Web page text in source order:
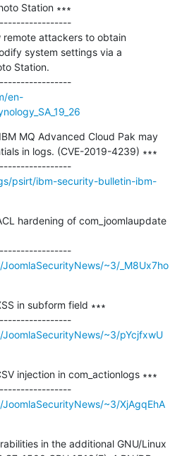
Station ∗∗∗
remote attackers to obtain
system settings via a
Station.
---------------------------------------------
en-
MQ Advanced Cloud Pak may
in logs. (CVE-2019-4239) ∗∗∗
---------------------------------------------
psirt/ibm-security-bulletin-ibm-
hardening of com_joomlaupdate
---------------------------------------------
~3/_M8Ux7ho
in subform field ∗∗∗
---------------------------------------------
~3/pYcjfxwU
injection in com_actionlogs ∗∗∗
---------------------------------------------
~3/XjAgqEhA
in the additional GNU/Linux